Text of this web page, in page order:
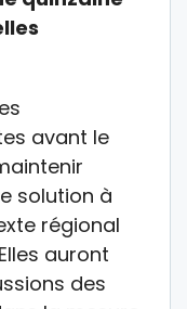
avant le
solution à
régional
auront
des